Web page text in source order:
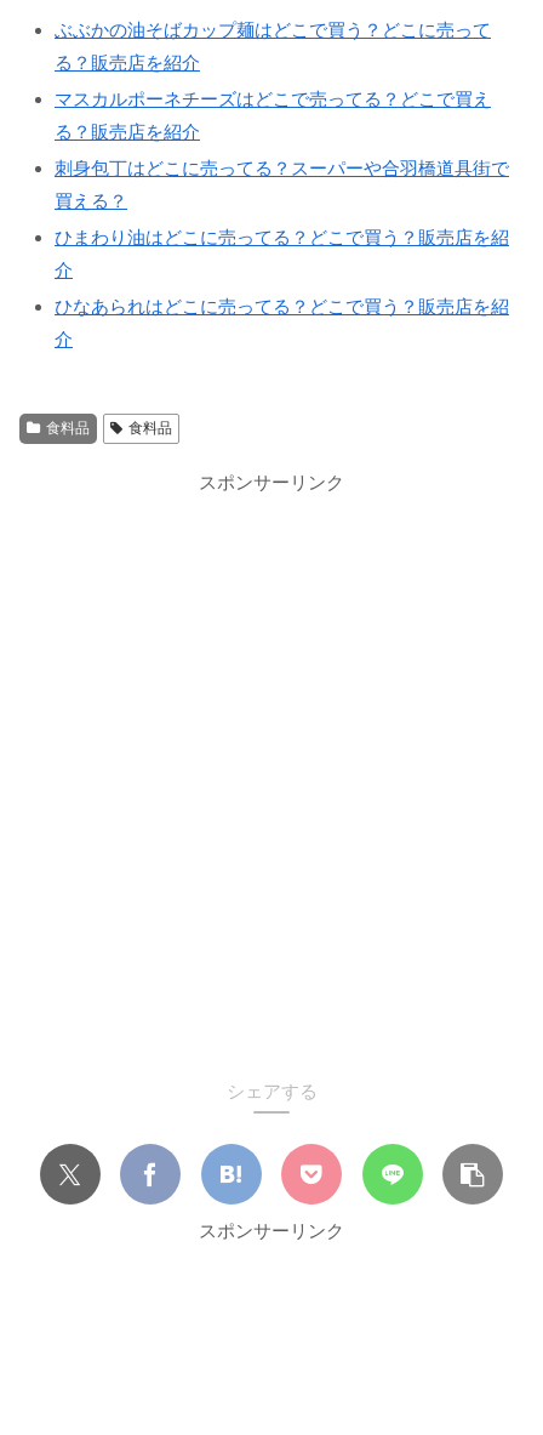
ぶぶかの油そばカップ麺はどこで買う？どこに売って
る？販売店を紹介
マスカルポーネチーズはどこで売ってる？どこで買え
る？販売店を紹介
刺身包丁はどこに売ってる？スーパーや合羽橋道具街で
買える？
ひまわり油はどこに売ってる？どこで買う？販売店を紹
介
ひなあられはどこに売ってる？どこで買う？販売店を紹
介
食料品 食料品
スポンサーリンク
シェアする
スポンサーリンク